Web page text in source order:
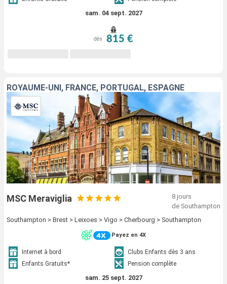
sam. 04 sept. 2027
dès 815 €
ROYAUME-UNI, FRANCE, PORTUGAL, ESPAGNE
MSC Meraviglia
8 jours
de Southampton
Southampton > Brest > Leixoes > Vigo > Cherbourg > Southampton
Payez en 4X
Internet à bord
Clubs Enfants dès 3 ans
Enfants Gratuits*
Pension complète
sam. 25 sept. 2027